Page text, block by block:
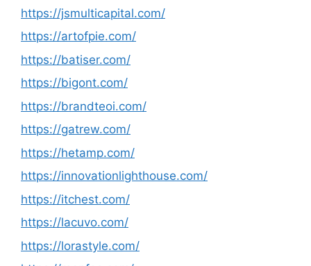
https://jsmulticapital.com/
https://artofpie.com/
https://batiser.com/
https://bigont.com/
https://brandteoi.com/
https://gatrew.com/
https://hetamp.com/
https://innovationlighthouse.com/
https://itchest.com/
https://lacuvo.com/
https://lorastyle.com/